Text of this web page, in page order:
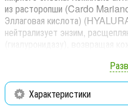
из расторопши (Cardo
Эллаговая кислота)
нейтрализует энзим,
Anogeissus Leiocarpus
нейтрализует энзим,
(металлопротеиназу MMP),
поддерживающих волокон
Характеристики